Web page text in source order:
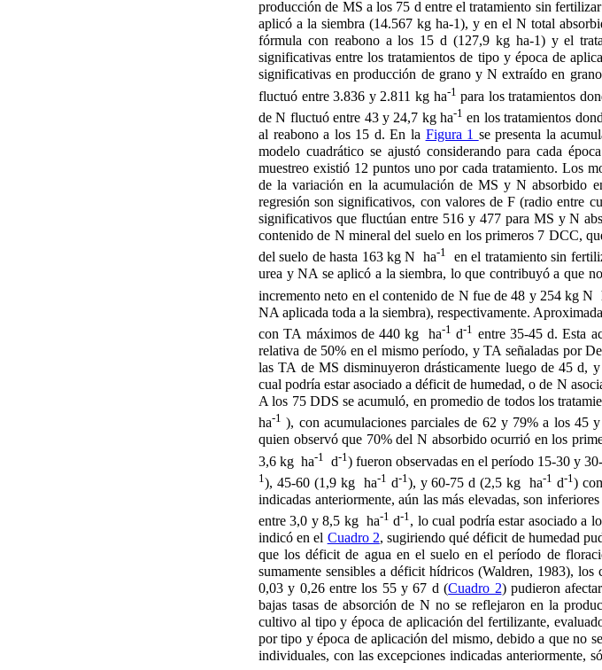
producción de MS a los 75 d entre el tratamiento sin
aplicó a la siembra (14.567 kg ha-1), y en el N total
fórmula con reabono a los 15 d (127,9 kg ha-1) y el
significativas entre los tratamientos de tipo y época de
significativas en producción de grano y N extraído en
fluctuó entre 3.836 y 2.811 kg ha-1 para los tratamientos
de N fluctuó entre 43 y 24,7 kg ha-1 en los tratamientos
al reabono a los 15 d. En la Figura 1 se presenta la
modelo cuadrático se ajustó considerando para cada
muestreo existió 12 puntos uno por cada tratamiento. Los
de la variación en la acumulación de MS y N absorbido
regresión son significativos, con valores de F (radio entre
significativos que fluctúan entre 516 y 477 para MS y N
contenido de N mineral del suelo en los primeros 7 DCC,
del suelo de hasta 163 kg N ha-1 en el tratamiento sin
urea y NA se aplicó a la siembra, lo que contribuyó a que
incremento neto en el contenido de N fue de 48 y 254 kg N
NA aplicada toda a la siembra), respectivamente.
con TA máximos de 440 kg ha-1 d-1 entre 35-45 d. Esta
relativa de 50% en el mismo período, y TA señaladas por
las TA de MS disminuyeron drásticamente luego de 45 d,
cual podría estar asociado a déficit de humedad, o de N
A los 75 DDS se acumuló, en promedio de todos los
ha-1 ), con acumulaciones parciales de 62 y 79% a los 45
quien observó que 70% del N absorbido ocurrió en los
3,6 kg ha-1 d-1) fueron observadas en el período 15-30 y
1 ), 45-60 (1,9 kg ha-1 d-1 ), y 60-75 d (2,5 kg ha-1 d-1 )
indicadas anteriormente, aún las más elevadas, son
entre 3,0 y 8,5 kg ha-1 d-1 , lo cual podría estar asociado a
indicó en el Cuadro 2, sugiriendo qué déficit de humedad
que los déficit de agua en el suelo en el período de
sumamente sensibles a déficit hídricos (Waldren, 1983),
0,03 y 0,26 entre los 55 y 67 d (Cuadro 2) pudieron
bajas tasas de absorción de N no se reflejaron en la
cultivo al tipo y época de aplicación del fertilizante,
por tipo y época de aplicación del mismo, debido a que no
individuales, con las excepciones indicadas anteriormente,